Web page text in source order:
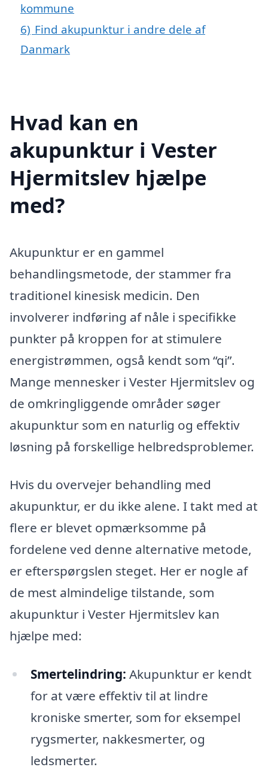
kommune
6) Find akupunktur i andre dele af
Danmark
Hvad kan en
akupunktur i Vester
Hjermitslev hjælpe
med?
Akupunktur er en gammel
behandlingsmetode, der stammer fra
traditionel kinesisk medicin. Den
involverer indføring af nåle i specifikke
punkter på kroppen for at stimulere
energistrømmen, også kendt som “qi”.
Mange mennesker i Vester Hjermitslev og
de omkringliggende områder søger
akupunktur som en naturlig og effektiv
løsning på forskellige helbredsproblemer.
Hvis du overvejer behandling med
akupunktur, er du ikke alene. I takt med at
flere er blevet opmærksomme på
fordelene ved denne alternative metode,
er efterspørgslen steget. Her er nogle af
de mest almindelige tilstande, som
akupunktur i Vester Hjermitslev kan
hjælpe med:
Smertelindring: Akupunktur er kendt
for at være effektiv til at lindre
kroniske smerter, som for eksempel
rygsmerter, nakkesmerter, og
ledsmerter.